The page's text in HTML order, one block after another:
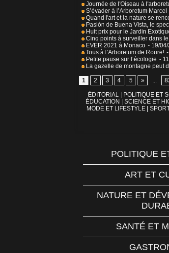
Journée de l'Oiseau à
S’évader à l’Arboretum
Quand l'art et la nature se
Pasión de Buena Vista, le
Huit prix pour le Jardin
Cinq points à surveiller dans
EVER 2021 à Monaco - 19/
Tous à l’Arboretum de Roure!
Petite pause sur l’écologie -
La gazelle de montagne peut
1 2 3 4 5 » ...
ÉDITORIAL POLITIQUE ET
ÉDUCATION
SCIENCE ET
MODE ET LIFESTYLE
POLITIQUE
ART ET
NATURE ET
SANTÉ ET